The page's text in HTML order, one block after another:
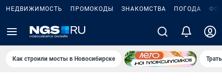
НЕДВИЖИМОСТЬ ПРОМОКОДЫ ЗНАКОМСТВА ПОГОДА
Как строили мосты в Новосибирске